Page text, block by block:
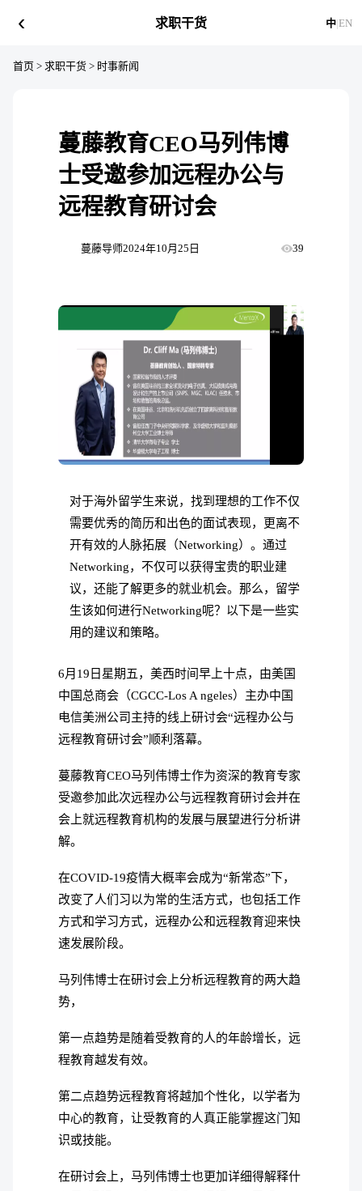
‹ 求职干货 中|EN
首页 > 求职干货 > 时事新闻
蔓藤教育CEO马列伟博
士受邀参加远程办公与
远程教育研讨会
蔓藤导师2024年10月25日 39
对于海外留学生来说，找到理想的工作不仅
需要优秀的简历和出色的面试表现，更离不
开有效的人脉拓展（Networking）。通过
Networking，不仅可以获得宝贵的职业建
议，还能了解更多的就业机会。那么，留学
生该如何进行Networking呢？以下是一些实
用的建议和策略。
6月19日星期五，美西时间早上十点，由美国
中国总商会（CGCC-Los A ngeles）主办中国
电信美洲公司主持的线上研讨会“远程办公与
远程教育研讨会”顺利落幕。
蔓藤教育CEO马列伟博士作为资深的教育专家
受邀参加此次远程办公与远程教育研讨会并在
会上就远程教育机构的发展与展望进行分析讲
解。
在COVID-19疫情大概率会成为“新常态”下，
改变了人们习以为常的生活方式，也包括工作
方式和学习方式，远程办公和远程教育迎来快
速发展阶段。
马列伟博士在研讨会上分析远程教育的两大趋
势，
第一点趋势是随着受教育的人的年龄增长，远
程教育越发有效。
第二点趋势远程教育将越加个性化，以学者为
中心的教育，让受教育的人真正能掌握这门知
识或技能。
在研讨会上，马列伟博士也更加详细得解释什